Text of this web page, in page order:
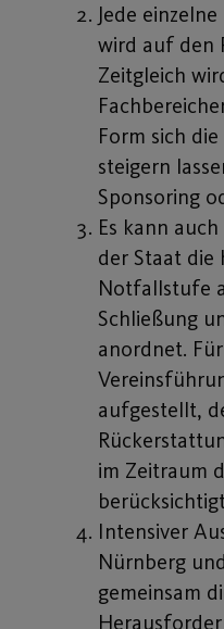
Jede
wird auf den
Zeitgleich
Form sich
steigern
Sponsoring
Es kann
der Staat die
Notfallstufe
Schließung
anordnet.
aufgestellt,
im Zeitraum
Intensiver
Nürnberg
gemeinsam